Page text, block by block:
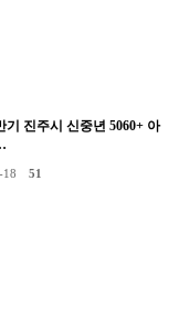
기 진주시 신중년 5060+ 아
18 51